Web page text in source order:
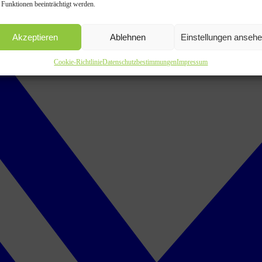
beeinträchtigt werden.
Akzeptieren Ablehnen Einstellungen
Cookie-RichtlinieDatenschutzbestimmungenImpressum